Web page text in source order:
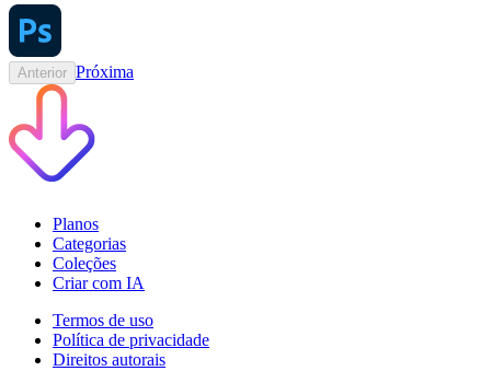
Anterior Próxima
Planos
Categorias
Coleções
Criar com IA
Termos de uso
Política de privacidade
Direitos autorais